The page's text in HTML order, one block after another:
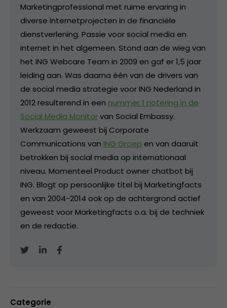
Marketingprofessional met ruime ervaring in
diverse internetprojecten in de financiële
dienstverlening. Passie voor social media en
internet in het algemeen. Stond aan de wieg van
het ING Webcare Team in 2009 en gaf er 1,5 jaar
leiding aan. Was daarna één van de drivers van
de social media strategie voor ING Nederland in
2012 resulterend in een nummer 1 notering in de
Social Media Monitorvan Social Embassy.
Werkzaam geweest bij Corporate
Communications van ING Groep en van daaruit
betrokken bij social media op internationaal
niveau. Momenteel Product owner chatbot bij
ING. Blogt op persoonlijke titel bij Marketingfacts
en van 2004-2014 ook op de achtergrond actief
geweest voor Marketingfacts o.a. bij de techniek
en de redactie.
Categorie